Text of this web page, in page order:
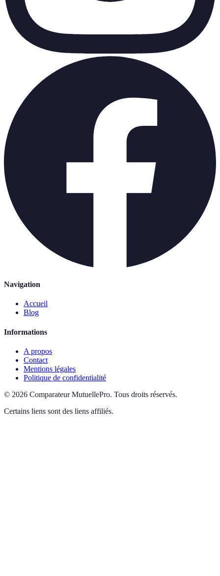
Navigation
Accueil
Blog
Informations
A propos
Contact
Mentions légales
Politique de confidentialité
© 2026 Comparateur MutuellePro. Tous droits réservés.
Certains liens sont des liens affiliés.